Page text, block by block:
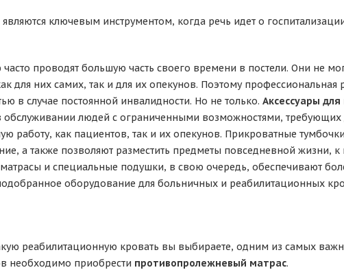
являются ключевым инструментом, когда речь идет о
проводят большую часть своего времени в постели. Они не
для них самих, так и для их опекунов. Поэтому
в случае постоянной инвалидности. Но не только. Аксессуары
людей с ограниченными возможностями,
работу, как пациентов, так и их опекунов. Прикроватные
а также позволяют разместить предметы повседневной жизни,
и специальные подушки, в свою очередь, обеспечивают
оборудование для больничных и реабилитационных
реабилитационную кровать вы выбираете, одним из самых
необходимо приобрести противопролежневый матрас.